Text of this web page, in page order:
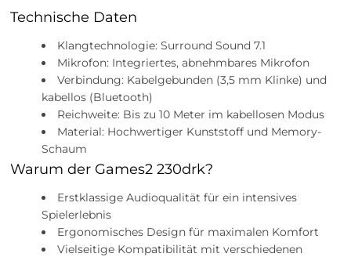
Technische Daten
Klangtechnologie: Surround Sound 7.1
Mikrofon: Integriertes, abnehmbares Mikrofon
Verbindung: Kabelgebunden (3,5 mm Klinke) und
kabellos (Bluetooth)
Reichweite: Bis zu 10 Meter im kabellosen Modus
Material: Hochwertiger Kunststoff und Memory-
Schaum
Warum der Games2 230drk?
Erstklassige Audioqualität für ein intensives
Spielerlebnis
Ergonomisches Design für maximalen Komfort
Vielseitige Kompatibilität mit verschiedenen